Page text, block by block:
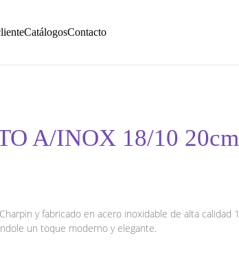
CatálogosContacto
A/INOX 18/10
y fabricado en acero inoxidable de alta calidad
un toque moderno y elegante.